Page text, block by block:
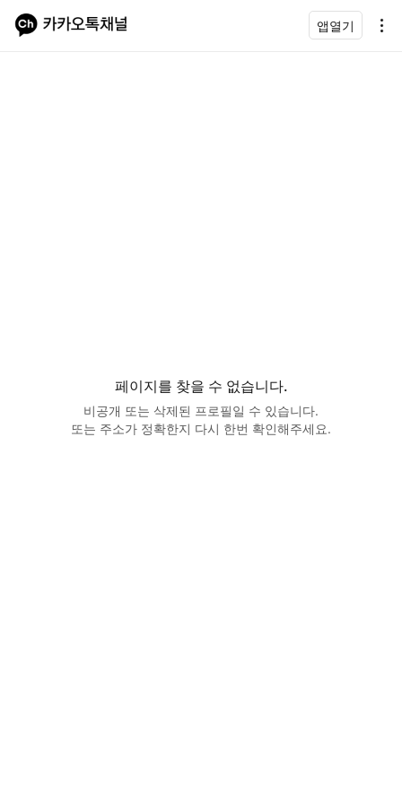
앱열기
페이지를 찾을 수 없습니다.
비공개 또는 삭제된 프로필일 수 있습니다.
또는 주소가 정확한지 다시 한번 확인해주세요.